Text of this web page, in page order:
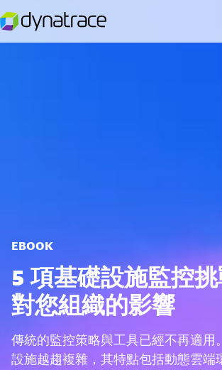
EBOOK
5 項基礎設施監控
對您組織的影響
傳統的監控策略與工具已經不再適用
設施越趨複雜，其特點包括動態雲端